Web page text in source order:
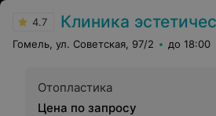
4.7 Клиника эстетической хирургии и косметологии
Гомель, ул. Советская, 97/2 до 18:00
Отопластика
Цена по запросу